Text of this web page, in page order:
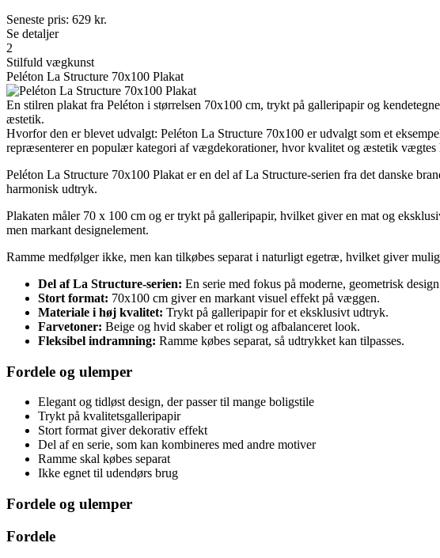
Seneste pris: 629 kr.
Se detaljer
2
Stilfuld vægkunst
Peléton La Structure 70x100 Plakat
En stilren plakat fra Peléton i størrelsen 70x100 cm, trykt på galleripapir og
æstetik.
Hvorfor den er blevet udvalgt: Peléton La Structure 70x100 er udvalgt som et
repræsenterer en populær kategori af vægdekorationer, hvor kvalitet og æstetik vægtes
Peléton La Structure 70x100 Plakat er en del af La Structure-serien fra det danske
harmonisk udtryk.
Plakaten måler 70 x 100 cm og er trykt på galleripapir, hvilket giver en mat og
men markant designelement.
Ramme medfølger ikke, men kan tilkøbes separat i naturligt egetræ, hvilket giver
Del af La Structure-serien: En serie med fokus på moderne, geometrisk
Stort format: 70x100 cm giver en markant visuel effekt på væggen.
Materiale i høj kvalitet: Trykt på galleripapir for et eksklusivt udtryk.
Farvetoner: Beige og hvid skaber et roligt og afbalanceret look.
Fleksibel indramning: Ramme købes separat, så udtrykket kan tilpasses.
Fordele og ulemper
Elegant og tidløst design, der passer til mange boligstile
Trykt på kvalitetsgalleripapir
Stort format giver dekorativ effekt
Del af en serie, som kan kombineres med andre motiver
Ramme skal købes separat
Ikke egnet til udendørs brug
Fordele og ulemper
Fordele